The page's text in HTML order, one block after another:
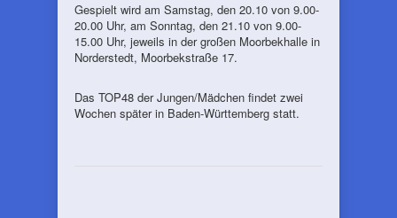
Gespielt wird am Samstag, den 20.10 von 9.00-
20.00 Uhr, am Sonntag, den 21.10 von 9.00-
15.00 Uhr, jeweils in der großen Moorbekhalle in
Norderstedt, Moorbekstraße 17.
Das TOP48 der Jungen/Mädchen findet zwei
Wochen später in Baden-Württemberg statt.